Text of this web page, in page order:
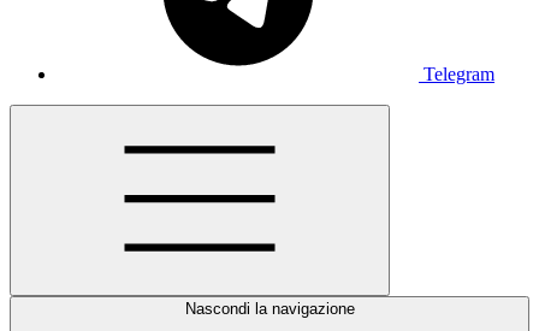
Telegram
Nascondi la navigazione